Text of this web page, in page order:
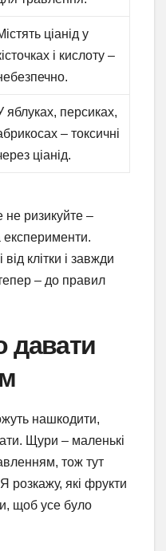
ціанід у
і кислоту –
яблуках, персиках,
– токсичні
ціанід.
ризикуйте –
клітки і завжди
– до правил
давати
нашкодити,
Щури – маленькі
тож тут
розкажу, які фрукти
щоб усе було